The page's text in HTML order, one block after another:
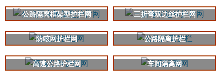
公路隔离框架型护栏网 三折弯双边丝护栏网
防眩网护栏网 公路隔离护栏
高速公路护栏网 车间隔离网